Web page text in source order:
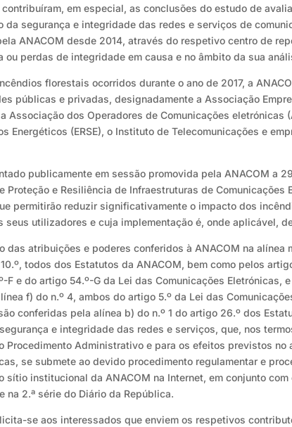
contribuíram, em especial, as conclusões do estudo de
da segurança e integridade das redes e serviços de
ANACOM desde 2014, através do respetivo centro de
ou perdas de integridade em causa e no âmbito da sua
florestais ocorridos durante o ano de 2017, a
públicas e privadas, designadamente a Associação
Associação dos Operadores de Comunicações eletrónicas
Energéticos (ERSE), o Instituto de Telecomunicações e
publicamente em sessão promovida pela ANACOM a
Proteção e Resiliência de Infraestruturas de
permitirão reduzir significativamente o impacto dos
seus utilizadores e cuja implementação é, onde aplicável,
das atribuições e poderes conferidos à ANACOM na alínea
todos dos Estatutos da ANACOM, bem como pelos
F e do artigo 54.º-G da Lei das Comunicações
f) do n.º 4, ambos do artigo 5.º da Lei das
conferidas pela alínea b) do n.º 1 do artigo 26.º dos
e integridade das redes e serviços, que, nos
Procedimento Administrativo e para os efeitos previstos
se submete ao devido procedimento regulamentar e
sítio institucional da ANACOM na Internet, em conjunto
na 2.ª série do Diário da República.
se aos interessados que enviem os respetivos